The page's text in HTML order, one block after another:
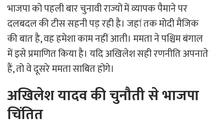
भाजपा को पहली बार चुनावी राज्यों में व्यापक पैमाने पर
दलबदल की टीस सहनी पड़ रही है। जहां तक मोदी मैजिक
की बात है, वह हमेशा काम नहीं आती। ममता ने पश्चिम बंगाल
में इसे प्रमाणित किया है। यदि अखिलेश सही रणनीति अपनाते
हैं, तो वे दूसरे ममता साबित होंगे।
अखिलेश यादव की चुनौती से भाजपा
चिंतित